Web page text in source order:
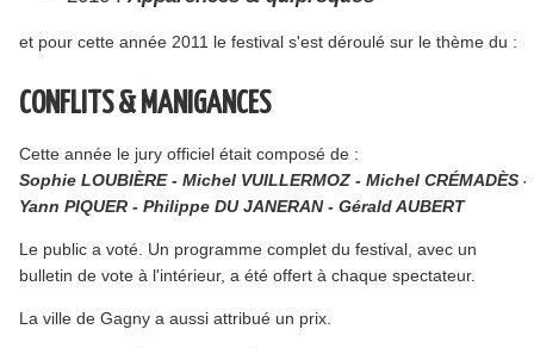
et pour cette année 2011 le festival s'est déroulé sur le thème du :
CONFLITS & MANIGANCES
Cette année le jury officiel était composé de :
Sophie LOUBIÈRE - Michel VUILLERMOZ - Michel CRÉMADÈS -
Yann PIQUER - Philippe DU JANERAN - Gérald AUBERT
Le public a voté. Un programme complet du festival, avec un
bulletin de vote à l'intérieur, a été offert à chaque spectateur.
La ville de Gagny a aussi attribué un prix.